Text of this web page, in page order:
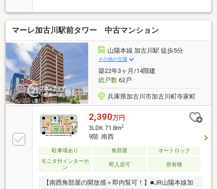
犯面も安心！
マーレ加古川駅前タワー 中古マンション
山陽本線 加古川駅 徒歩5分
その他の交通
築22年3ヶ月/14階建
総戸数62戸
兵庫県加古川市加古川町寺家町
2,390万円
3LDK 71.8m2
9階 南西
駐車場あり 角部屋
オートロック
モニタ付インターホ
ン
即入居可 所有権
【南西角部屋の開放感＋即内覧可！】■JR山陽本線加